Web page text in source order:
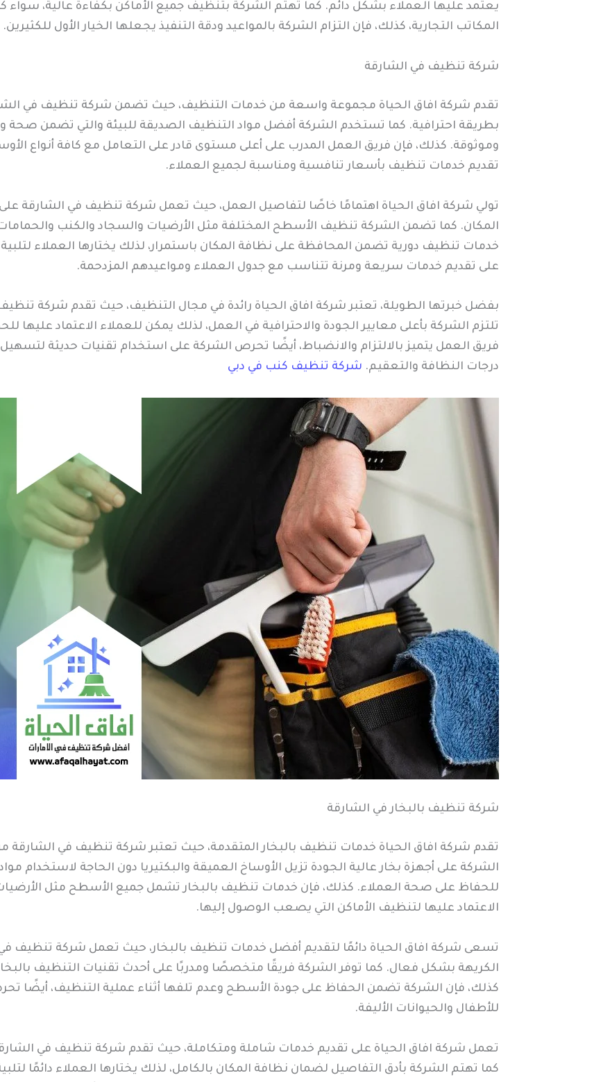
يعتمد عليها العملاء بشكل دائم. كما تهتم الشركة بتنظيف جميع الأماكن بكفاءة عالية، سواء
المكاتب التجارية، كذلك، فإن التزام الشركة بالمواعيد ودقة التنفيذ يجعلها الخيار الأول للكثيرين.
شركة تنظيف في الشارقة
تقدم شركة افاق الحياة مجموعة واسعة من خدمات التنظيف، حيث تضمن شركة تنظيف في
بطريقة احترافية. كما تستخدم الشركة أفضل مواد التنظيف الصديقة للبيئة والتي تضمن صحة
وموثوقة. كذلك، فإن فريق العمل المدرب على أعلى مستوى قادر على التعامل مع كافة أنواع
تقديم خدمات تنظيف بأسعار تنافسية ومناسبة لجميع العملاء.
تولي شركة افاق الحياة اهتمامًا خاصًا لتفاصيل العمل، حيث تعمل شركة تنظيف في الشارقة
المكان. كما تضمن الشركة تنظيف الأسطح المختلفة مثل الأرضيات والسجاد والكنب
خدمات تنظيف دورية تضمن المحافظة على نظافة المكان باستمرار، لذلك يختارها العملاء
على تقديم خدمات سريعة ومرنة تتناسب مع جدول العملاء ومواعيدهم المزدحمة.
بفضل خبرتها الطويلة، تعتبر شركة افاق الحياة رائدة في مجال التنظيف، حيث تقدم شركة
تلتزم الشركة بأعلى معايير الجودة والاحترافية في العمل، لذلك يمكن للعملاء الاعتماد
فريق العمل يتميز بالالتزام والانضباط، أيضًا تحرص الشركة على استخدام تقنيات حديثة
درجات النظافة والتعقيم. شركة تنظيف كنب في دبي
شركة تنظيف بالبخار في الشارقة
تقدم شركة افاق الحياة خدمات تنظيف بالبخار المتقدمة، حيث تعتبر شركة تنظيف في الشارقة
الشركة على أجهزة بخار عالية الجودة تزيل الأوساخ العميقة والبكتيريا دون الحاجة لاستخدام
للحفاظ على صحة العملاء. كذلك، فإن خدمات تنظيف بالبخار تشمل جميع الأسطح مثل
الاعتماد عليها لتنظيف الأماكن التي يصعب الوصول إليها.
تسعى شركة افاق الحياة دائمًا لتقديم أفضل خدمات تنظيف بالبخار، حيث تعمل شركة تنظيف في
الكريهة بشكل فعال. كما توفر الشركة فريقًا متخصصًا ومدربًا على أحدث تقنيات التنظيف
كذلك، فإن الشركة تضمن الحفاظ على جودة الأسطح وعدم تلفها أثناء عملية التنظيف، أيضًا
للأطفال والحيوانات الأليفة.
تعمل شركة افاق الحياة على تقديم خدمات شاملة ومتكاملة، حيث تقدم شركة تنظيف في الشارقة
كما تهتم الشركة بأدق التفاصيل لضمان نظافة المكان بالكامل، لذلك يختارها العملاء دائمًا